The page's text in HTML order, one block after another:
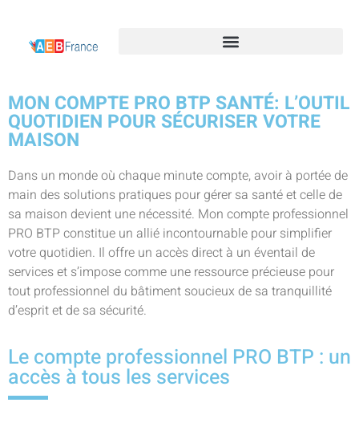
MON COMPTE PRO BTP SANTÉ: L’OUTIL
QUOTIDIEN POUR SÉCURISER VOTRE
MAISON
Dans un monde où chaque minute compte, avoir à portée de
main des solutions pratiques pour gérer sa santé et celle de
sa maison devient une nécessité. Mon compte professionnel
PRO BTP constitue un allié incontournable pour simplifier
votre quotidien. Il offre un accès direct à un éventail de
services et s’impose comme une ressource précieuse pour
tout professionnel du bâtiment soucieux de sa tranquillité
d’esprit et de sa sécurité.
Le compte professionnel PRO BTP : un
accès à tous les services